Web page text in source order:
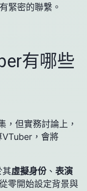
緊密的聯繫。
有哪些
，但實務討論上，
，會將
其虛擬身份 、 表演
零開始設定背景與